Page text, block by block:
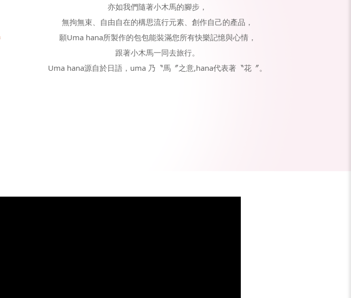
亦如我們隨著小木馬的腳步，
無拘無束、自由自在的構思流行元素、創作自己的產品，
願Uma hana所製作的包包能裝滿您所有快樂記憶與心情，
跟著小木馬一同去旅行。
Uma hana源自於日語，uma 乃〝馬〞之意,hana代表著〝花〞。